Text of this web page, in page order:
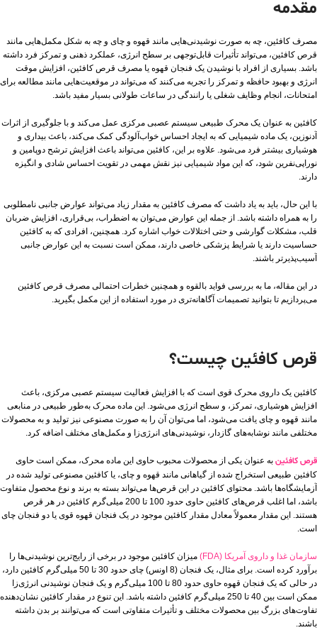
مقدمه
مصرف کافئین، چه به صورت نوشیدنی‌هایی مانند قهوه و چای و چه به شکل مکمل‌هایی مانند
قرص کافئین، می‌تواند تأثیرات قابل‌توجهی بر سطح انرژی، عملکرد ذهنی و تمرکز فرد داشته
باشد. بسیاری از افراد با نوشیدن یک فنجان قهوه یا مصرف قرص کافئین، افزایش موقت
انرژی و بهبود حافظه و تمرکز را تجربه می‌کنند که می‌تواند در موقعیت‌هایی مانند مطالعه برای
امتحانات، انجام وظایف شغلی یا رانندگی در ساعات طولانی بسیار مفید باشد.
کافئین به عنوان یک محرک طبیعی سیستم عصبی مرکزی عمل می‌کند و با جلوگیری از اثرات
آدنوزین، یک ماده شیمیایی که به ایجاد احساس خواب‌آلودگی کمک می‌کند، باعث بیداری و
هوشیاری بیشتر فرد می‌شود. علاوه بر این، کافئین می‌تواند باعث افزایش ترشح دوپامین و
نوراپی‌نفرین شود، که این مواد شیمیایی نیز نقش مهمی در تقویت احساس شادی و انگیزه
دارند.
با این حال، باید به یاد داشت که مصرف کافئین به مقدار زیاد می‌تواند عوارض جانبی نامطلوبی
را به همراه داشته باشد. از جمله این عوارض می‌توان به اضطراب، بی‌قراری، افزایش ضربان
قلب، مشکلات گوارشی و حتی اختلالات خواب اشاره کرد. همچنین، افرادی که به کافئین
حساسیت دارند یا شرایط پزشکی خاصی دارند، ممکن است نسبت به این عوارض جانبی
آسیب‌پذیرتر باشند.
در این مقاله، ما به بررسی فواید بالقوه و همچنین خطرات احتمالی مصرف قرص کافئین
می‌پردازیم تا بتوانید تصمیمات آگاهانه‌تری در مورد استفاده از این مکمل بگیرید.
قرص کافئین چیست؟
کافئین یک داروی محرک قوی است که با افزایش فعالیت سیستم عصبی مرکزی، باعث
افزایش هوشیاری، تمرکز، و سطح انرژی می‌شود. این ماده محرک به‌طور طبیعی در منابعی
مانند قهوه و چای یافت می‌شود، اما می‌توان آن را به صورت مصنوعی نیز تولید و به محصولات
مختلفی مانند نوشابه‌های گازدار، نوشیدنی‌های انرژی‌زا و مکمل‌های مختلف اضافه کرد.
قرص کافئین به عنوان یکی از محصولات محبوب حاوی این ماده محرک، ممکن است حاوی
کافئین طبیعی استخراج شده از گیاهانی مانند قهوه و چای، یا کافئین مصنوعی تولید شده در
آزمایشگاه‌ها باشد. محتوای کافئین در این قرص‌ها می‌تواند بسته به برند و نوع محصول متفاوت
باشد، اما اغلب قرص‌های کافئین حاوی حدود 100 تا 200 میلی‌گرم کافئین در هر قرص
هستند. این مقدار معمولاً معادل مقدار کافئین موجود در یک فنجان قهوه قوی یا دو فنجان چای
است.
سازمان غذا و داروی آمریکا (FDA)
میزان کافئین موجود در برخی از رایج‌ترین نوشیدنی‌ها را
برآورد کرده است. برای مثال، یک فنجان (8 اونس) چای حدود 30 تا 50 میلی‌گرم کافئین دارد،
در حالی که یک فنجان قهوه حاوی حدود 80 تا 100 میلی‌گرم و یک فنجان نوشیدنی انرژی‌زا
ممکن است بین 40 تا 250 میلی‌گرم کافئین داشته باشد. این تنوع در مقدار کافئین نشان‌دهنده
تفاوت‌های بزرگ بین محصولات مختلف و تأثیرات متفاوتی است که می‌توانند بر بدن داشته
باشند.